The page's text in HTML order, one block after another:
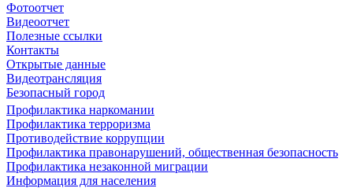
Фотоотчет
Видеоотчет
Полезные ссылки
Контакты
Открытые данные
Видеотрансляция
Безопасный город
Профилактика наркомании
Профилактика терроризма
Противодействие коррупции
Профилактика правонарушений, общественная безопасность
Профилактика незаконной миграции
Информация для населения